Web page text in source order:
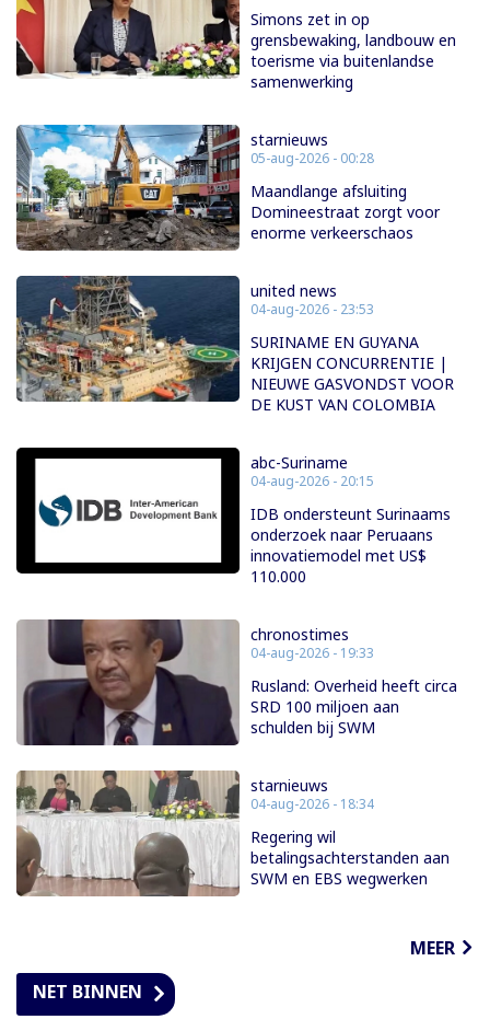
Simons zet in op
grensbewaking, landbouw en
toerisme via buitenlandse
samenwerking
starnieuws
05-aug-2026 - 00:28
Maandlange afsluiting
Domineestraat zorgt voor
enorme verkeerschaos
united news
04-aug-2026 - 23:53
SURINAME EN GUYANA
KRIJGEN CONCURRENTIE |
NIEUWE GASVONDST VOOR
DE KUST VAN COLOMBIA
abc-Suriname
04-aug-2026 - 20:15
IDB ondersteunt Surinaams
onderzoek naar Peruaans
innovatiemodel met US$
110.000
chronostimes
04-aug-2026 - 19:33
Rusland: Overheid heeft circa
SRD 100 miljoen aan
schulden bij SWM
starnieuws
04-aug-2026 - 18:34
Regering wil
betalingsachterstanden aan
SWM en EBS wegwerken
MEER
NET BINNEN